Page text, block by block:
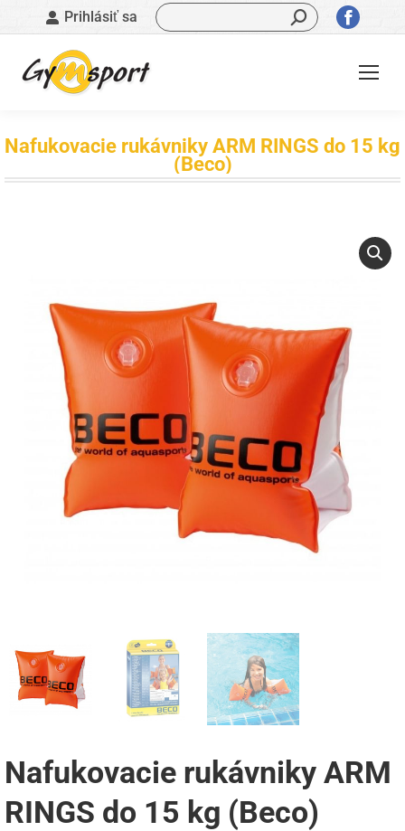
Prihlásiť sa Vyhľadávanie:
sa
otvorí
okne
Nafukovacie rukávniky ARM RINGS do 15 kg
(Beco)
Nafukovacie rukávniky ARM
RINGS do 15 kg (Beco)